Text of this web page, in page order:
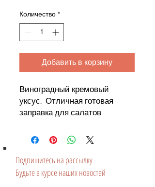
Количество *
Добавить в корзину
Виноградный кремовый
уксус. Отличная готовая
заправка для салатов
Подпишитесь на рассылку
Будьте в курсе наших новостей